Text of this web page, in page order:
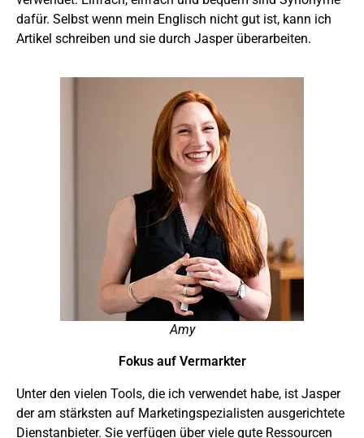
dafür. Selbst wenn mein Englisch nicht gut ist, kann ich
Artikel schreiben und sie durch Jasper überarbeiten.
Amy
Fokus auf Vermarkter
Unter den vielen Tools, die ich verwendet habe, ist Jasper
der am stärksten auf Marketingspezialisten ausgerichtete
Dienstanbieter. Sie verfügen über viele gute Ressourcen